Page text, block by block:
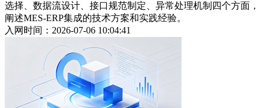
选择、数据流设计、接口规范制定、异常处理机制四个方面，
阐述MES-ERP集成的技术方案和实践经验。
入网时间：2026-07-06 10:04:41